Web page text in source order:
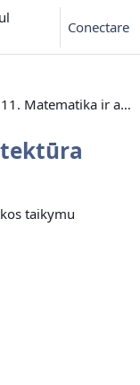
Conectare
11. Matematika ir architektūra
taikymu